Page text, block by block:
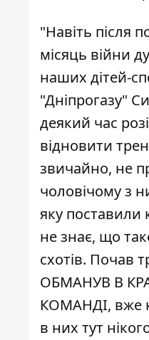
"Навіть після
місяць війни
наших дітей-
"Дніпрогазу"
деякий час
відновити
звичайно, не
чоловічому з
яку поставили
не знає, що
схотів. Почав
ОБМАНУВ В
КОМАНДІ, вже
в них тут